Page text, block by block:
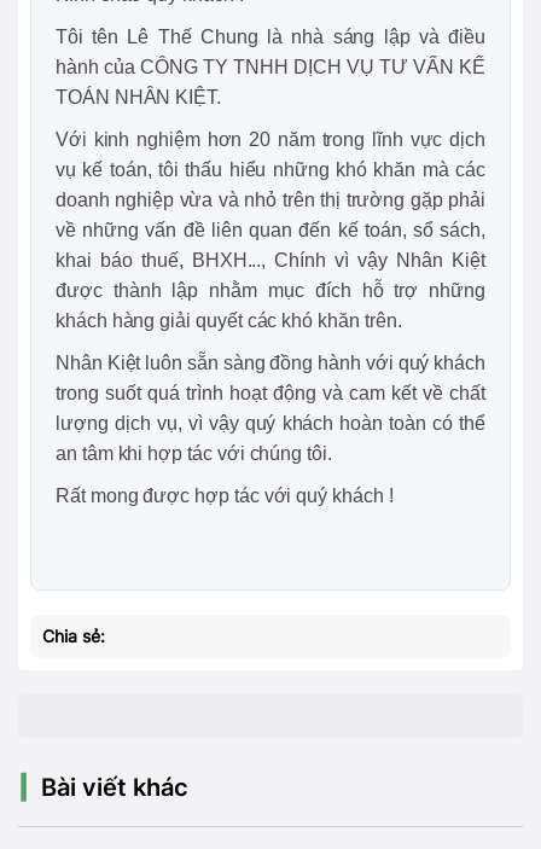
Tôi tên Lê Thế Chung là nhà sáng lập và điều
hành của CÔNG TY TNHH DỊCH VỤ TƯ VẤN KẾ
TOÁN NHÂN KIỆT.
Với kinh nghiệm hơn 20 năm trong lĩnh vực dịch
vụ kế toán, tôi thấu hiểu những khó khăn mà các
doanh nghiệp vừa và nhỏ trên thị trường gặp phải
về những vấn đề liên quan đến kế toán, sổ sách,
khai báo thuế, BHXH..., Chính vì vậy Nhân Kiệt
được thành lập nhằm mục đích hỗ trợ những
khách hàng giải quyết các khó khăn trên.
Nhân Kiệt luôn sẵn sàng đồng hành với quý khách
trong suốt quá trình hoạt động và cam kết về chất
lượng dịch vụ, vì vậy quý khách hoàn toàn có thể
an tâm khi hợp tác với chúng tôi.
Rất mong được hợp tác với quý khách !
Chia sẻ:
Bài viết khác